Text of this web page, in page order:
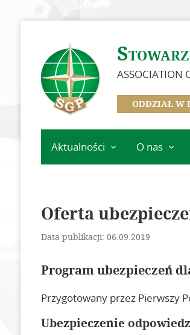
ASSOCIATION
ODDZIAŁ W
Aktualności O nas
Legnickiego
Dokumenty
Oferta
Data publikacji: 06.09.2019
Program ubezpieczeń
Przygotowany przez Pierwszy
Ubezpieczenie